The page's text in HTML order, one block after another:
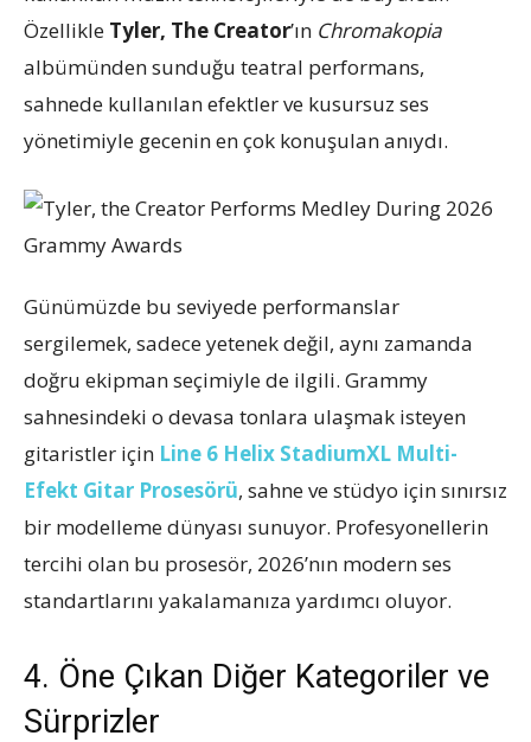
Özellikle Tyler, The Creator’ın Chromakopia
albümünden sunduğu teatral performans,
sahnede kullanılan efektler ve kusursuz ses
yönetimiyle gecenin en çok konuşulan anıydı.
Günümüzde bu seviyede performanslar
sergilemek, sadece yetenek değil, aynı zamanda
doğru ekipman seçimiyle de ilgili. Grammy
sahnesindeki o devasa tonlara ulaşmak isteyen
gitaristler için Line 6 Helix StadiumXL Multi-
Efekt Gitar Prosesörü, sahne ve stüdyo için sınırsız
bir modelleme dünyası sunuyor. Profesyonellerin
tercihi olan bu prosesör, 2026’nın modern ses
standartlarını yakalamanıza yardımcı oluyor.
4. Öne Çıkan Diğer Kategoriler ve
Sürprizler